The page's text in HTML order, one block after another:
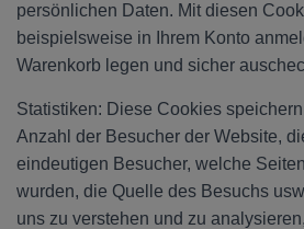
persönlichen Daten. Mit diesen
beispielsweise in Ihrem Konto
Warenkorb legen und sicher
Statistiken: Diese Cookies
Anzahl der Besucher der Website,
eindeutigen Besucher, welche
wurden, die Quelle des Besuchs
uns zu verstehen und zu